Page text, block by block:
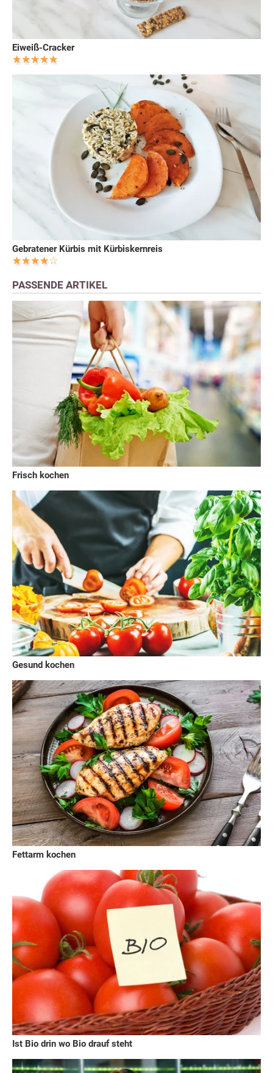
Eiweiß-Cracker
Gebratener Kürbis mit Kürbiskernreis
PASSENDE ARTIKEL
Frisch kochen
Gesund kochen
Fettarm kochen
Ist Bio drin wo Bio drauf steht